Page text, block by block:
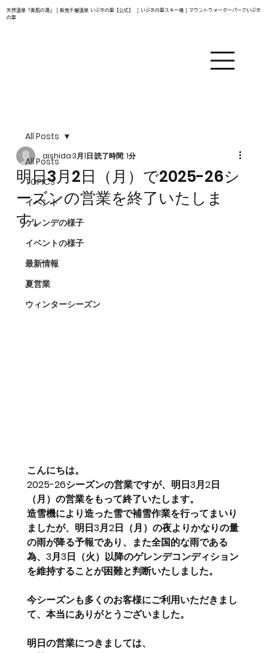
天然温泉「美肌の湯」 | 新見千屋温泉 いぶきの里【公式】 | いぶきの里スキー場 | マウントウォーターパークいぶき
の里
All Posts
TOPICS
イベント
ゲレンデの様子
イベントの様子
最新情報
夏営業
ウィンターシーズン
All Posts
明日3月2日（月）で2025-26シ
ーズンの営業を終了いたしま
す。
aishida3月1日読了時間: 1分
こんにちは。
2025-26シーズンの営業ですが、明日3月2日
（月）の営業をもって終了いたします。
造雪機により造った雪で補雪作業を行ってまいり
ましたが、明日3月2日（月）の夜よりかなりの量
の雨が降る予報であり、また全国的な雨である
為、3月3日（火）以降のゲレンデコンディション
を維持することが困難と判断いたしました。
今シーズンも多くのお客様にご利用いただきまし
て、本当にありがとうございました。
明日の営業につきましては、